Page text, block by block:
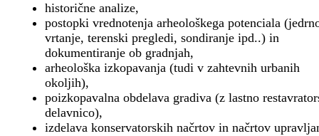
historične analize,
postopki vrednotenja arheološkega potenciala
vrtanje, terenski pregledi, sondiranje ipd..) in
dokumentiranje ob gradnjah,
arheološka izkopavanja (tudi v zahtevnih urbanih
okoljih),
poizkopavalna obdelava gradiva (z lastno
delavnico),
izdelava konservatorskih načrtov in načrtov